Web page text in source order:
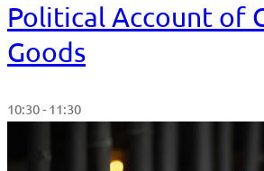
Political Account of
Goods
10:30 - 11:30